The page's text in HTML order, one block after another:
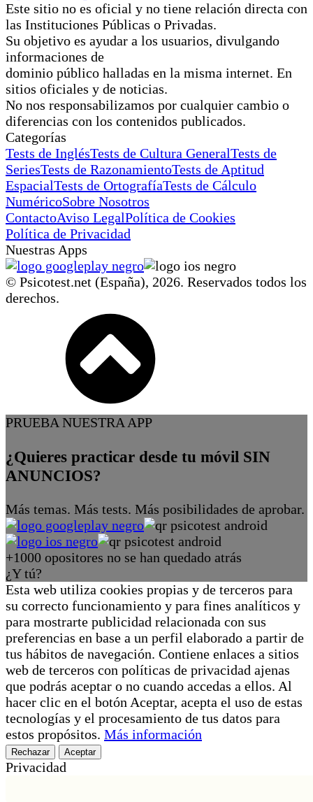
Este sitio no es oficial y no tiene relación directa con
las Instituciones Públicas o Privadas.
Su objetivo es ayudar a los usuarios, divulgando
informaciones de
dominio público halladas en la misma internet. En
sitios oficiales y de noticias.
No nos responsabilizamos por cualquier cambio o
diferencias con los contenidos publicados.
Categorías
Tests de InglésTests de Cultura GeneralTests de
SeriesTests de RazonamientoTests de Aptitud
EspacialTests de OrtografíaTests de Cálculo
NuméricoSobre Nosotros
ContactoAviso LegalPolítica de Cookies
Política de Privacidad
Nuestras Apps
© Psicotest.net (España), 2026. Reservados todos los
derechos.
PRUEBA NUESTRA APP
¿Quieres practicar desde tu móvil SIN
ANUNCIOS?
Más temas. Más tests. Más posibilidades de aprobar.
+1000 opositores no se han quedado atrás
¿Y tú?
Esta web utiliza cookies propias y de terceros para
su correcto funcionamiento y para fines analíticos y
para mostrarte publicidad relacionada con sus
preferencias en base a un perfil elaborado a partir de
tus hábitos de navegación. Contiene enlaces a sitios
web de terceros con políticas de privacidad ajenas
que podrás aceptar o no cuando accedas a ellos. Al
hacer clic en el botón Aceptar, acepta el uso de estas
tecnologías y el procesamiento de tus datos para
estos propósitos. Más información
Rechazar Aceptar
Privacidad